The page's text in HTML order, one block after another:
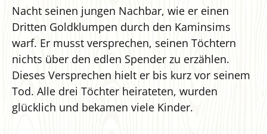
Nacht seinen jungen Nachbar, wie er einen
Dritten Goldklumpen durch den Kaminsims
warf. Er musst versprechen, seinen Töchtern
nichts über den edlen Spender zu erzählen.
Dieses Versprechen hielt er bis kurz vor seinem
Tod. Alle drei Töchter heirateten, wurden
glücklich und bekamen viele Kinder.